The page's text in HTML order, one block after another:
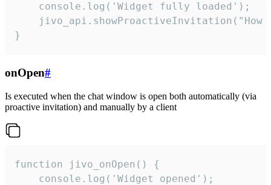
    console.log('Widget fully loaded');
jivo_api.showProactiveInvitation("How
}
onOpen#
Is executed when the chat window is open both automatically (via
proactive invitation) and manually by a client
function jivo_onOpen() {
    console.log('Widget opened');